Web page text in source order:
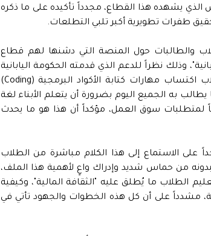
يشهده هذا القطاع، مجدداً تأكيده على ما ذكره
طفرات تطويرية أكبر تلبي التطلعات.
والطالبات حول المنصة التي دشنها لهم قطاع
وذلك نظراً للدعم الذي قدمته الحكومة اليابانية
مشكورة في هذا الشأن، لافتاً إلى أن هذه المنصة تتيح للطلاب اكتساب مهارات كتابة الأكواد البرمجية (Coding)
به الجميع اليوم بضرورة أن يتعلم الأبناء لغة
لمتطلبات سوق العمل، مؤكداً أن هذا هو ما يحدث
الاستماع إلى هذا الكلام مباشرة من الطلاب
من حماس شديد وإدراك واعٍ لأهمية هذا الملف،
الطلاب ما يُطلق عليه "الثقافة المالية"، وكيفية
مشدداً على أن كل هذه الخطوات والجهود تأتي في